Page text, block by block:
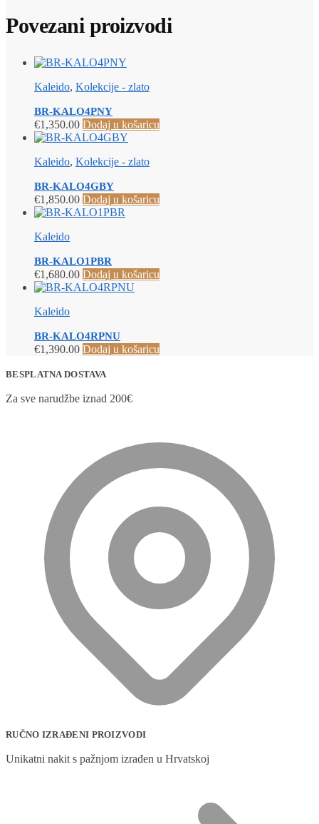
Povezani proizvodi
Kaleido, Kolekcije - zlato
BR-KALO4PNY
€1,350.00 Dodaj u košaricu
Kaleido, Kolekcije - zlato
BR-KALO4GBY
€1,850.00 Dodaj u košaricu
Kaleido
BR-KALO1PBR
€1,680.00 Dodaj u košaricu
Kaleido
BR-KALO4RPNU
€1,390.00 Dodaj u košaricu
BESPLATNA DOSTAVA
Za sve narudžbe iznad 200€
RUČNO IZRAĐENI PROIZVODI
Unikatni nakit s pažnjom izrađen u Hrvatskoj